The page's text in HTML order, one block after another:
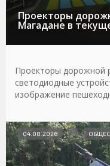
Проекторы
Магадане в
Проекторы дорожной
светодиодные
изображение
04.08.2026